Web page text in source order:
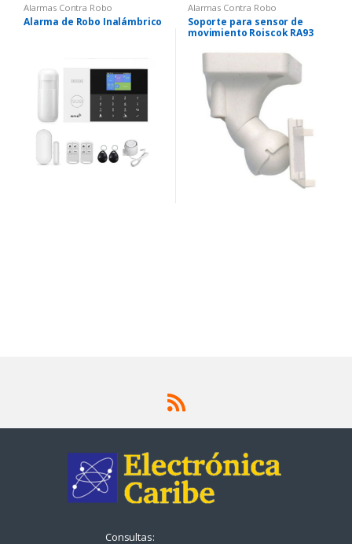
Alarmas Contra Robo
Alarma de Robo Inalámbrico
Alarmas Contra Robo
Soporte para sensor de
movimiento Roiscok RA93
Consultas: